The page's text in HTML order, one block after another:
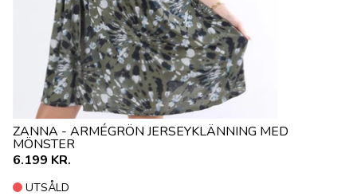
ZANNA - ARMÉGRÖN JERSEYKLÄNNING MED
MÖNSTER
UTSÅLD
6.199 KR.